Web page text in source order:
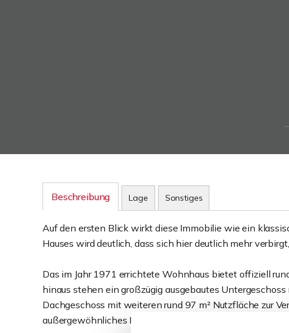
Beschreibung Lage Sonstiges
Auf den ersten Blick wirkt diese Immobilie wie ein
Hauses wird deutlich, dass sich hier deutlich mehr
Das im Jahr 1971 errichtete Wohnhaus bietet offiziell
hinaus stehen ein großzügig ausgebautes
Dachgeschoss mit weiteren rund 97 m² Nutzfläche zur
außergewöhnliches Raumangebot, das in dieser Form nur